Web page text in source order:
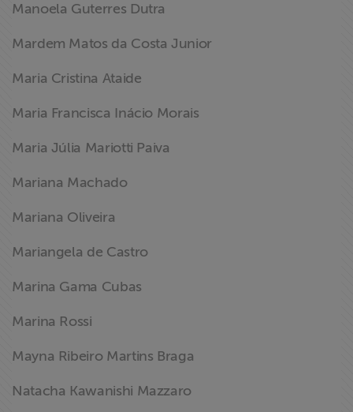
Manoela Guterres Dutra
Mardem Matos da Costa Junior
Maria Cristina Ataide
Maria Francisca Inácio Morais
Maria Júlia Mariotti Paiva
Mariana Machado
Mariana Oliveira
Mariangela de Castro
Marina Gama Cubas
Marina Rossi
Mayna Ribeiro Martins Braga
Natacha Kawanishi Mazzaro